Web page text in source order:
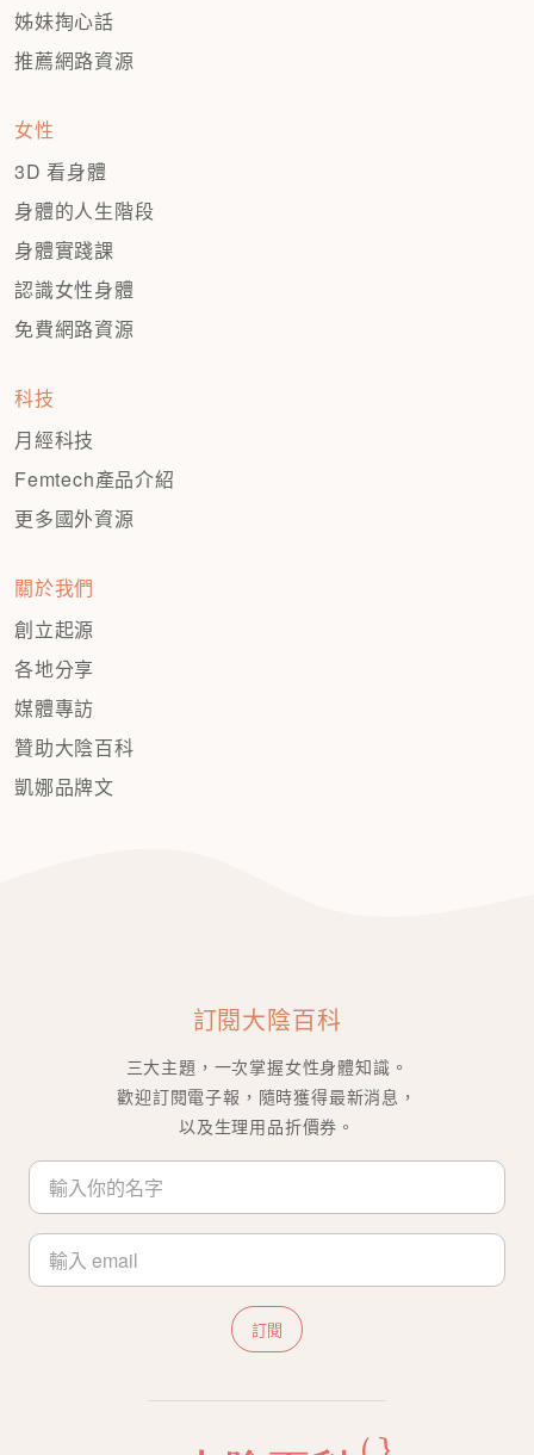
姊妹掏心話
推薦網路資源
女性
3D 看身體
身體的人生階段
身體實踐課
認識女性身體
免費網路資源
科技
月經科技
Femtech產品介紹
更多國外資源
關於我們
創立起源
各地分享
媒體專訪
贊助大陰百科
凱娜品牌文
訂閱大陰百科
三大主題，一次掌握女性身體知識。
歡迎訂閱電子報，隨時獲得最新消息，
以及生理用品折價券。
訂閱